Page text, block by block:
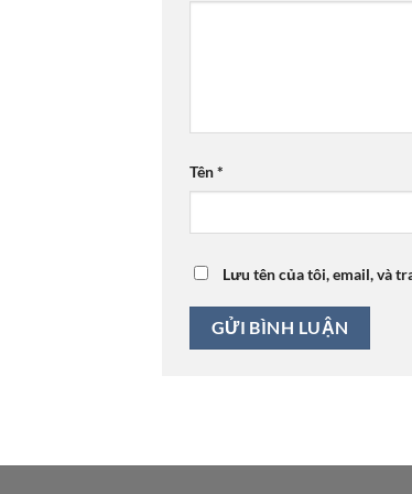
Tên*
Lưu tên của tôi, email, và